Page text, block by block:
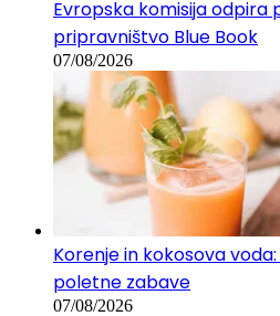
Evropska komisija odpira
pripravništvo Blue Book
07/08/2026
Korenje in kokosova
poletne zabave
07/08/2026